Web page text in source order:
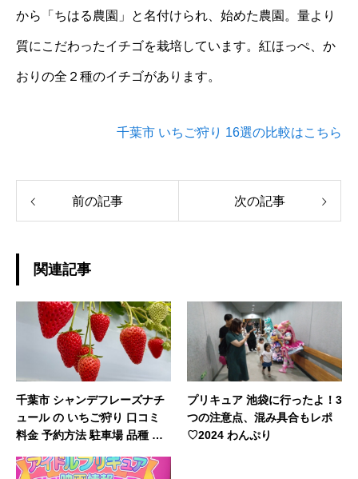
から「ちはる農園」と名付けられ、始めた農園。量より
質にこだわったイチゴを栽培しています。紅ほっぺ、か
おりの全２種のイチゴがあります。
千葉市 いちご狩り 16選の比較はこちら
前の記事 次の記事
関連記事
千葉市 シャンデフレーズナチ
ュール の いちご狩り 口コミ
料金 予約方法 駐車場 品種 を
プリキュア 池袋に行ったよ！3
つの注意点、混み具合もレポ
♡2024 わんぷり